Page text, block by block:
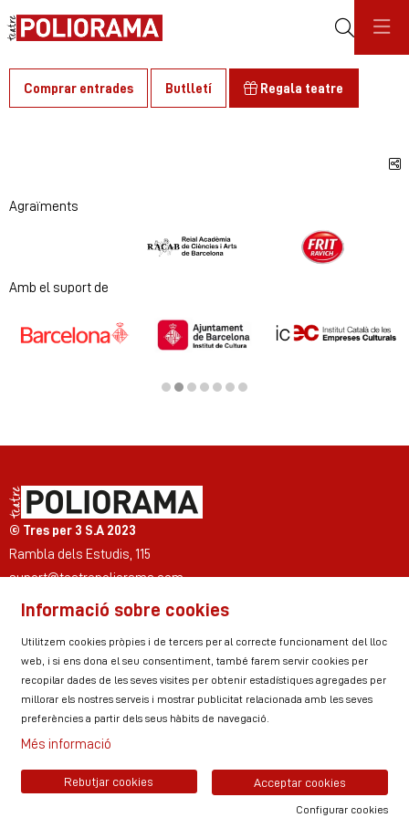
Comprar entrades Butlletí Regala teatre
Agraïments
Diapositiva 1 de 2
Amb el suport de
© Tres per 3 S.A 2023
Rambla dels Estudis, 115
suport@teatrepoliorama.com
Link a instagram
Link a youtube
Link a twitter
Link a facebook
Link a ticktok
Link a linkedin
Sitemap Avís Legal
Ús de Cookies
Política de privacitat
Informació sobre cookies
Utilitzem cookies pròpies i de tercers per al correcte funcionament del lloc
web, i si ens dona el seu consentiment, també farem servir cookies per
recopilar dades de les seves visites per obtenir estadístiques agregades per
millorar els nostres serveis i mostrar publicitat relacionada amb les seves
preferències a partir dels seus hàbits de navegació.
Més informació
Acceptar cookies
Rebutjar cookies
Configurar cookies